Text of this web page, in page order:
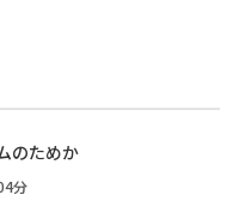
のためか
分